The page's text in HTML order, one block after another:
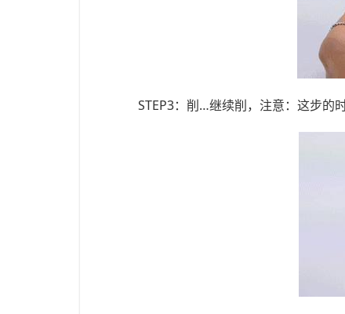
STEP3：削…继续削，注意：这步的